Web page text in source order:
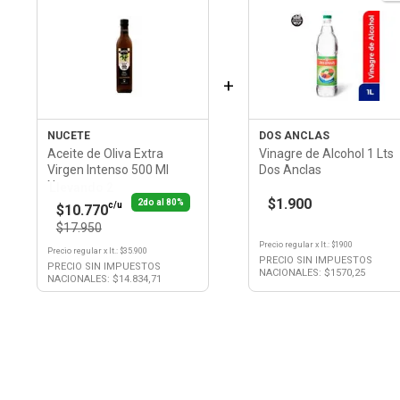
NUCETE
Aceite de Oliva Extra
Virgen Intenso 500 Ml
Nucete
$10.770c/u 2do al 80%
$17.950
Precio regularx lt.: $35.900
PRECIO SIN IMPUESTOS
NACIONALES: $14.834,71
+
DOS ANCLAS
Vinagre de Alcohol 1 Lts
Dos Anclas
$1.900
Precio regularx lt.: $1900
PRECIO SIN IMPUESTOS
NACIONALES: $1570,25